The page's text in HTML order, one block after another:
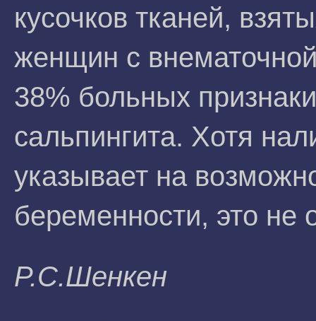
кусочков тканей,
женщин с
38% больных
сальпингита. Хотя
указывает на
беременности, это не
P.C.Шeнкeн